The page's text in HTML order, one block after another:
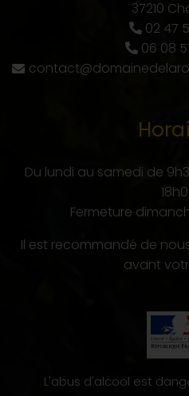
37210
02 47
06 08
Du lundi au samedi de
Fermeture
Il est recommandé de
avant
L'abus d'alcool est